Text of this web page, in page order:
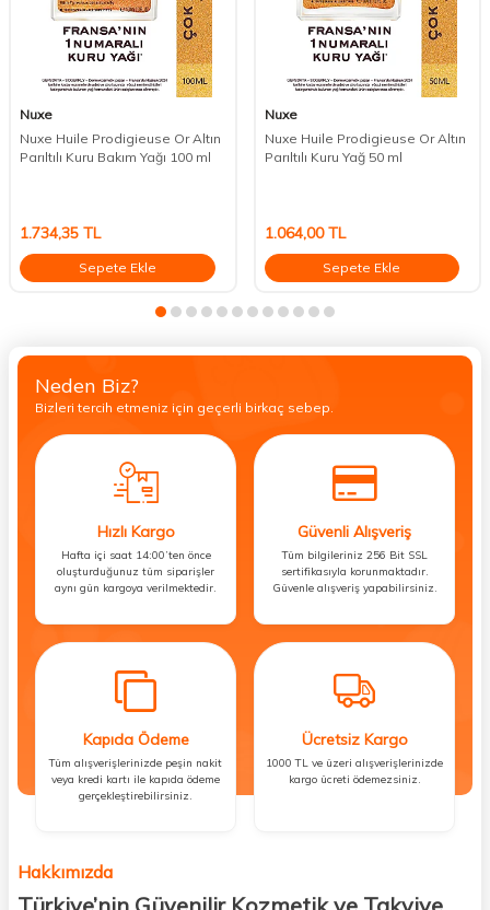
Nuxe
Nuxe Huile Prodigieuse Or Altın
Parıltılı Kuru Bakım Yağı 100 ml
1.734,35 TL
Sepete Ekle
Nuxe
Nuxe Huile Prodigieuse Or Altın
Parıltılı Kuru Yağ 50 ml
1.064,00TL
Sepete Ekle
Neden Biz?
Bizleri tercih etmeniz için geçerli birkaç sebep.
Hızlı Kargo
Hafta içi saat 14:00’ten önce
oluşturduğunuz tüm siparişler
aynı gün kargoya verilmektedir.
Güvenli Alışveriş
Tüm bilgileriniz 256 Bit SSL
sertifikasıyla korunmaktadır.
Güvenle alışveriş yapabilirsiniz.
Kapıda Ödeme
Tüm alışverişlerinizde peşin nakit
veya kredi kartı ile kapıda ödeme
gerçekleştirebilirsiniz.
Ücretsiz Kargo
1000 TL ve üzeri alışverişlerinizde
kargo ücreti ödemezsiniz.
Hakkımızda
Türkiye’nin Güvenilir Kozmetik ve Takviye